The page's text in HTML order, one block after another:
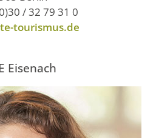
/ 32 79 31 0
tourismus.de
Eisenach